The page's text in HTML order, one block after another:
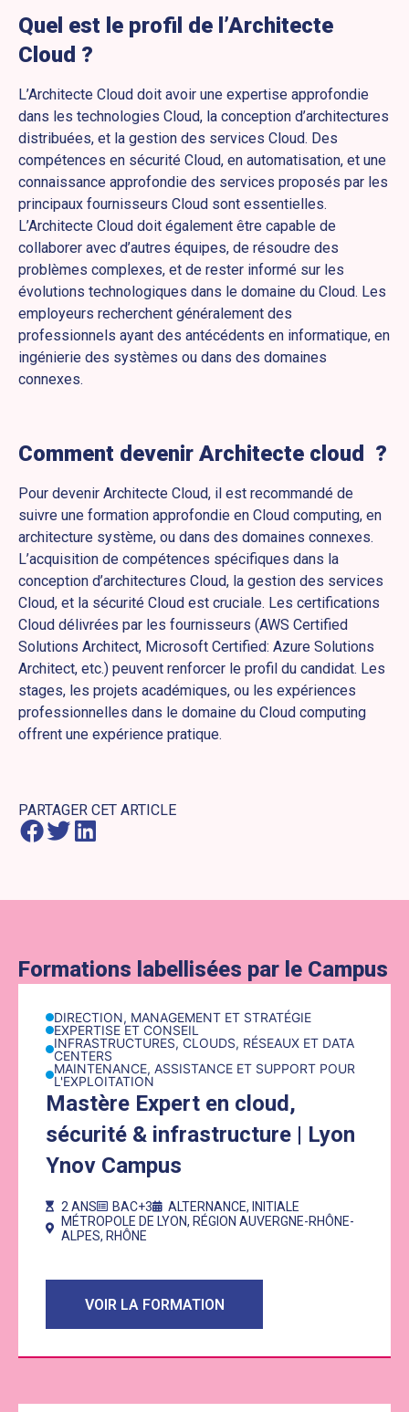
Quel est le profil de l’Architecte
Cloud ?
L’Architecte Cloud doit avoir une expertise approfondie
dans les technologies Cloud, la conception d’architectures
distribuées, et la gestion des services Cloud. Des
compétences en sécurité Cloud, en automatisation, et une
connaissance approfondie des services proposés par les
principaux fournisseurs Cloud sont essentielles.
L’Architecte Cloud doit également être capable de
collaborer avec d’autres équipes, de résoudre des
problèmes complexes, et de rester informé sur les
évolutions technologiques dans le domaine du Cloud. Les
employeurs recherchent généralement des
professionnels ayant des antécédents en informatique, en
ingénierie des systèmes ou dans des domaines
connexes.
Comment devenir Architecte cloud ?
Pour devenir Architecte Cloud, il est recommandé de
suivre une formation approfondie en Cloud computing, en
architecture système, ou dans des domaines connexes.
L’acquisition de compétences spécifiques dans la
conception d’architectures Cloud, la gestion des services
Cloud, et la sécurité Cloud est cruciale. Les certifications
Cloud délivrées par les fournisseurs (AWS Certified
Solutions Architect, Microsoft Certified: Azure Solutions
Architect, etc.) peuvent renforcer le profil du candidat. Les
stages, les projets académiques, ou les expériences
professionnelles dans le domaine du Cloud computing
offrent une expérience pratique.
PARTAGER CET ARTICLE
Formations labellisées par le Campus
DIRECTION, MANAGEMENT ET STRATÉGIE
EXPERTISE ET CONSEIL
INFRASTRUCTURES, CLOUDS, RÉSEAUX ET DATA
CENTERS
MAINTENANCE, ASSISTANCE ET SUPPORT POUR
L'EXPLOITATION
Mastère Expert en cloud,
sécurité & infrastructure | Lyon
Ynov Campus
2 ANS BAC+3 ALTERNANCE, INITIALE
MÉTROPOLE DE LYON, RÉGION AUVERGNE-RHÔNE-
ALPES, RHÔNE
VOIR LA FORMATION